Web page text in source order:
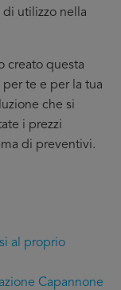
di utilizzo nella
creato questa
per te e per la tua
che si
i prezzi
di preventivi.
al proprio
Capannone